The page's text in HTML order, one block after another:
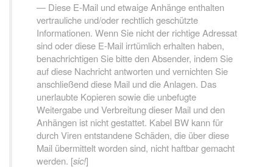
Diese E-Mail und etwaige Anhänge enthalten
vertrauliche und/oder rechtlich geschützte
Informationen. Wenn Sie nicht der richtige Adressat
sind oder diese E-Mail irrtümlich erhalten haben,
benachrichtigen Sie bitte den Absender, indem Sie
auf diese Nachricht antworten und vernichten Sie
anschließend diese Mail und die Anlagen. Das
unerlaubte Kopieren sowie die unbefugte
Weitergabe und Verbreitung dieser Mail und den
Anhängen ist nicht gestattet. Kabel BW kann für
durch Viren entstandene Schäden, die über diese
Mail übermittelt worden sind, nicht haftbar gemacht
werden. [sic!]